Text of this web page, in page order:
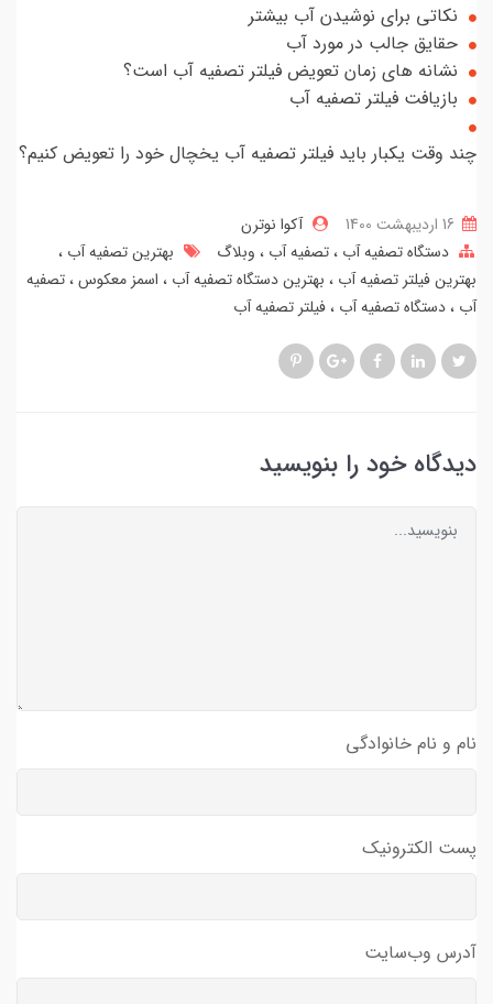
نکاتی برای نوشیدن آب بیشتر
حقایق جالب در مورد آب
نشانه های زمان تعویض فیلتر تصفیه آب است؟
بازیافت فیلتر تصفیه آب
چند وقت یکبار باید فیلتر تصفیه آب یخچال خود را تعویض کنیم؟
آکوا نوترن
دستگاه تصفیه آب تصفیه آب وبلاگ
بهترین تصفیه آب
بهترین فیلتر تصفیه آب
بهترین دستگاه تصفیه آب اسمز معکوس تصفیه
آب دستگاه تصفیه آب فیلتر تصفیه آب
دیدگاه خود را بنویسید
نام و نام خانوادگی
پست الکترونیک
آدرس وب‌سایت